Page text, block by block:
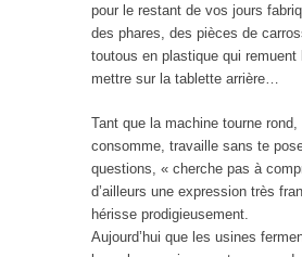
pour le restant de vos jours
des phares, des pièces de
toutous en plastique qui remuent
mettre sur la tablette arrière…
Tant que la machine tourne rond,
consomme, travaille sans te
questions, « cherche pas à
d’ailleurs une expression très
hérisse prodigieusement.
Aujourd’hui que les usines